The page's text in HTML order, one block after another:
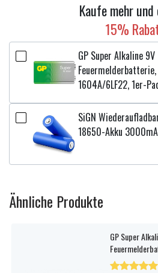
Tierkreis
Zodiac Assist 10
Zodiac Digiphone 10
BLEIBEN
BeoCom 5500
Interlink T4
Kaufe mehr
15%
GP Super Alkaline 9V
Feuermelderbatterie,
1604A/6LF22, 1er-
SiGN
18650-Akku
Ähnliche Produkte
GP Super
1er-Pack